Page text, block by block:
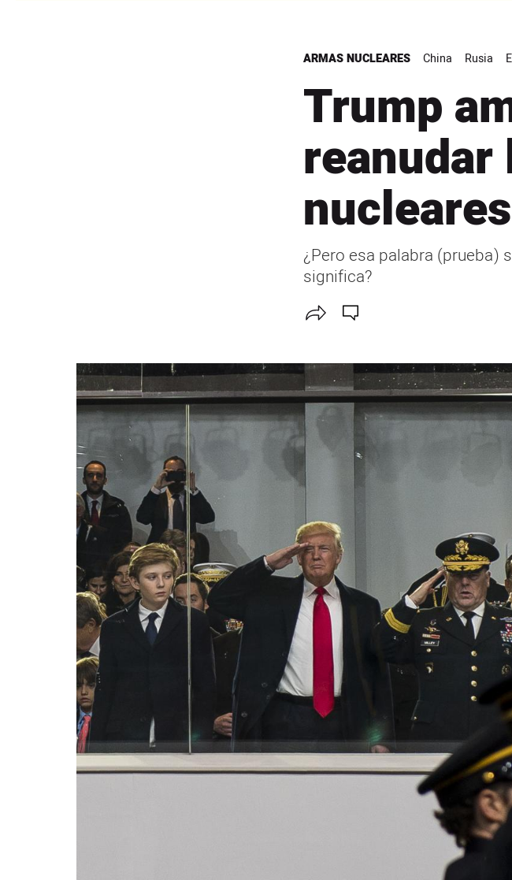
ARMAS NUCLEARES China Rusia
Trump
reanudar
nucleares
¿Pero esa palabra (prueba)
significa?